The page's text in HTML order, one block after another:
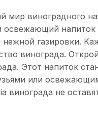
мир виноградного
освежающий
нежной газировки.
винограда.
Этот напиток
или
винограда не